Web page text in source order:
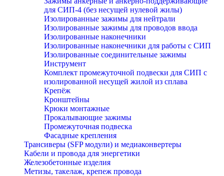
для СИП-4 (без несущей нулевой жилы)
Изолированные зажимы для нейтрали
Изолированные зажимы для проводов ввода
Изолированные наконечники
Изолированные наконечники для работы с СИП
Изолированные соединительные зажимы
Инструмент
Комплект промежуточной подвески для СИП с
изолированной несущей жилой из сплава
Крепёж
Кронштейны
Крюки монтажные
Прокалывающие зажимы
Промежуточная подвеска
Фасадные крепления
Трансиверы (SFP модули) и медиаконвертеры
Кабели и провода для энергетики
Железобетонные изделия
Метизы, такелаж, крепеж провода